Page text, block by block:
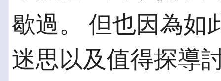
歇過。 但也因為如
迷思以及值得探導